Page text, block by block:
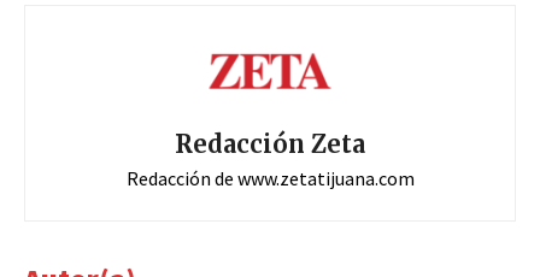
Redacción Zeta
Redacción de www.zetatijuana.com